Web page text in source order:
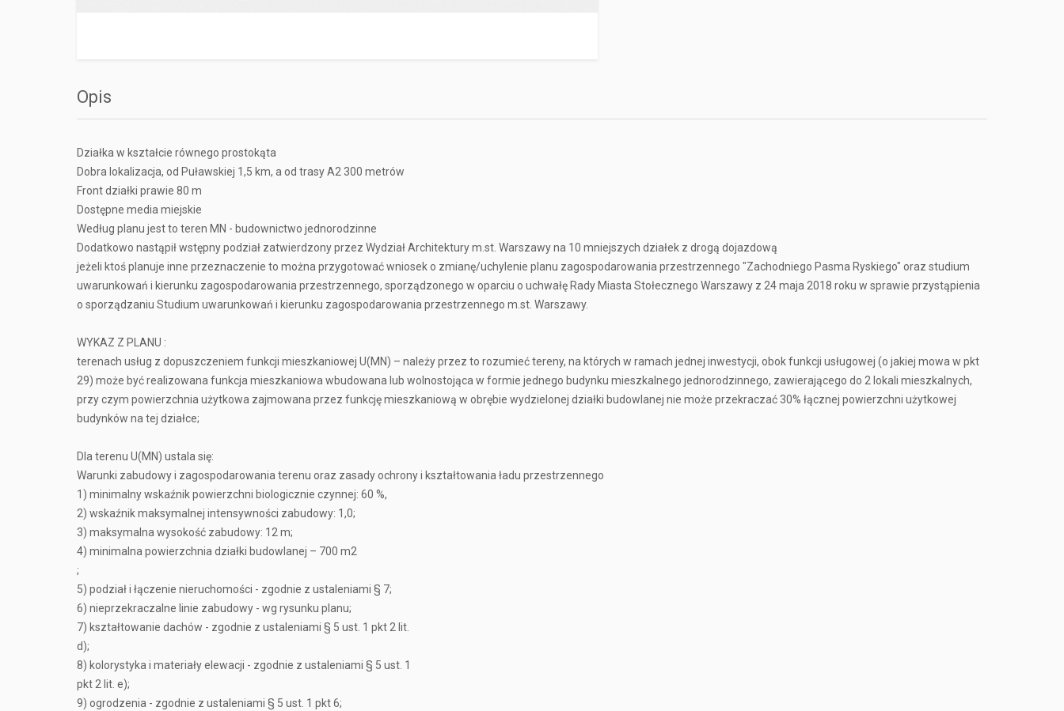
Opis
Działka w kształcie równego prostokąta
Dobra lokalizacja, od Puławskiej 1,5 km, a od trasy A2 300 metrów
Front działki prawie 80 m
Dostępne media miejskie
Według planu jest to teren MN - budownictwo jednorodzinne
Dodatkowo nastąpił wstępny podział zatwierdzony przez Wydział Architektury m.st. Warszawy na 10 mniejszych działek z drogą dojazdową
jeżeli ktoś planuje inne przeznaczenie to można przygotować wniosek o zmianę/uchylenie planu zagospodarowania przestrzennego "Zachodniego Pasma Ryskiego" oraz studium
uwarunkowań i kierunku zagospodarowania przestrzennego, sporządzonego w oparciu o uchwałę Rady Miasta Stołecznego Warszawy z 24 maja 2018 roku w sprawie przystąpienia
o sporządzaniu Studium uwarunkowań i kierunku zagospodarowania przestrzennego m.st. Warszawy.
WYKAZ Z PLANU :
terenach usług z dopuszczeniem funkcji mieszkaniowej U(MN) – należy przez to rozumieć tereny, na których w ramach jednej inwestycji, obok funkcji usługowej (o jakiej mowa w pkt
29) może być realizowana funkcja mieszkaniowa wbudowana lub wolnostojąca w formie jednego budynku mieszkalnego jednorodzinnego, zawierającego do 2 lokali mieszkalnych,
przy czym powierzchnia użytkowa zajmowana przez funkcję mieszkaniową w obrębie wydzielonej działki budowlanej nie może przekraczać 30% łącznej powierzchni użytkowej
budynków na tej działce;
Dla terenu U(MN) ustala się:
Warunki zabudowy i zagospodarowania terenu oraz zasady ochrony i kształtowania ładu przestrzennego
1) minimalny wskaźnik powierzchni biologicznie czynnej: 60 %,
2) wskaźnik maksymalnej intensywności zabudowy: 1,0;
3) maksymalna wysokość zabudowy: 12 m;
4) minimalna powierzchnia działki budowlanej – 700 m2
;
5) podział i łączenie nieruchomości - zgodnie z ustaleniami § 7;
6) nieprzekraczalne linie zabudowy - wg rysunku planu;
7) kształtowanie dachów - zgodnie z ustaleniami § 5 ust. 1 pkt 2 lit.
d);
8) kolorystyka i materiały elewacji - zgodnie z ustaleniami § 5 ust. 1
pkt 2 lit. e);
9) ogrodzenia - zgodnie z ustaleniami § 5 ust. 1 pkt 6;